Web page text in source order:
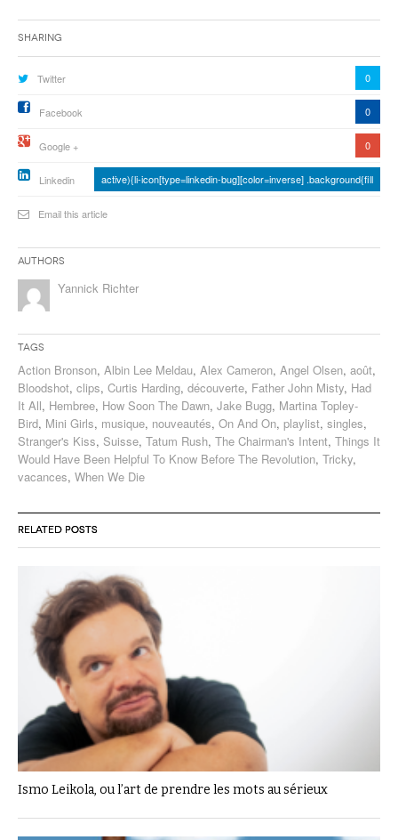
Sharing
Twitter 0
Facebook 0
Google + 0
Linkedin active){li-icon[type=linkedin-bug][color=inverse] .background{fill
Email this article
Authors
Yannick Richter
Tags
Action Bronson, Albin Lee Meldau, Alex Cameron, Angel Olsen, août,
Bloodshot, clips, Curtis Harding, découverte, Father John Misty, Had
It All, Hembree, How Soon The Dawn, Jake Bugg, Martina Topley-
Bird, Mini Girls, musique, nouveautés, On And On, playlist, singles,
Stranger's Kiss, Suisse, Tatum Rush, The Chairman's Intent, Things It
Would Have Been Helpful To Know Before The Revolution, Tricky,
vacances, When We Die
RELATED POSTS
Ismo Leikola, ou l’art de prendre les mots au sérieux